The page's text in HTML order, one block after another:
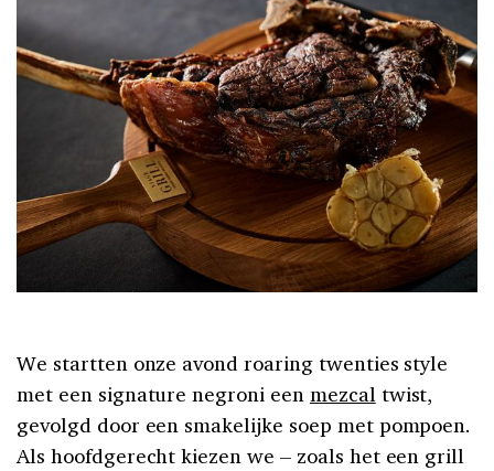
We startten onze avond roaring twenties style
met een signature negroni een mezcaltwist,
gevolgd door een smakelijke soep met pompoen.
Als hoofdgerecht kiezen we – zoals het een grill